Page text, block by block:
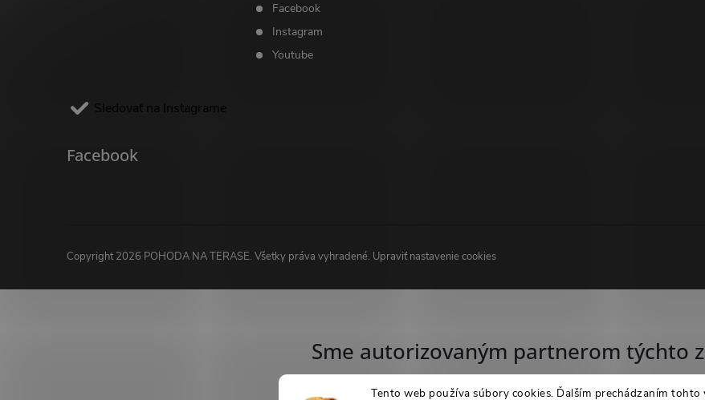
Tento web používa súbory cookies. Ďalším prechádzaním tohto
Sledovať na Instagrame
Facebook
Instagram
Youtube
Facebook
Copyright 2026 POHODA NA TERASE. Všetky práva vyhradené. Upraviť nastavenie cookies
Sme autorizovaným partnerom týchto